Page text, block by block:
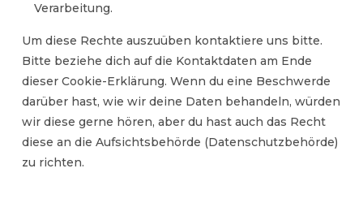
Verarbeitung.
Um diese Rechte auszuüben kontaktiere uns bitte.
Bitte beziehe dich auf die Kontaktdaten am Ende
dieser Cookie-Erklärung. Wenn du eine Beschwerde
darüber hast, wie wir deine Daten behandeln, würden
wir diese gerne hören, aber du hast auch das Recht
diese an die Aufsichtsbehörde (Datenschutzbehörde)
zu richten.